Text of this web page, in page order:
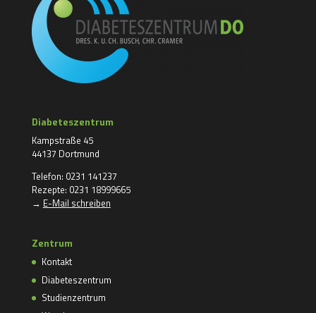
Diabeteszentrum
Kampstraße 45
44137 Dortmund
Telefon: 0231 141237
Rezepte: 0231 18999665
→ E-Mail schreiben
Zentrum
Kontakt
Diabeteszentrum
Studienzentrum